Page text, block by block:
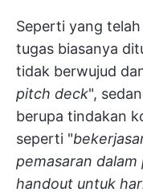
Seperti yang
tugas biasanya
tidak berwujud
pitch deck",
berupa tindakan
seperti "
pemasaran
handout untuk